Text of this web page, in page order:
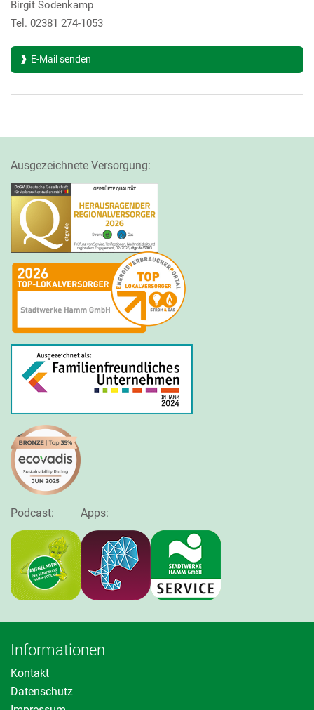
Birgit Sodenkamp
Tel. 02381 274-1053
E-Mail senden
Ausgezeichnete Versorgung:
Podcast: Apps:
Informationen
Kontakt
Datenschutz